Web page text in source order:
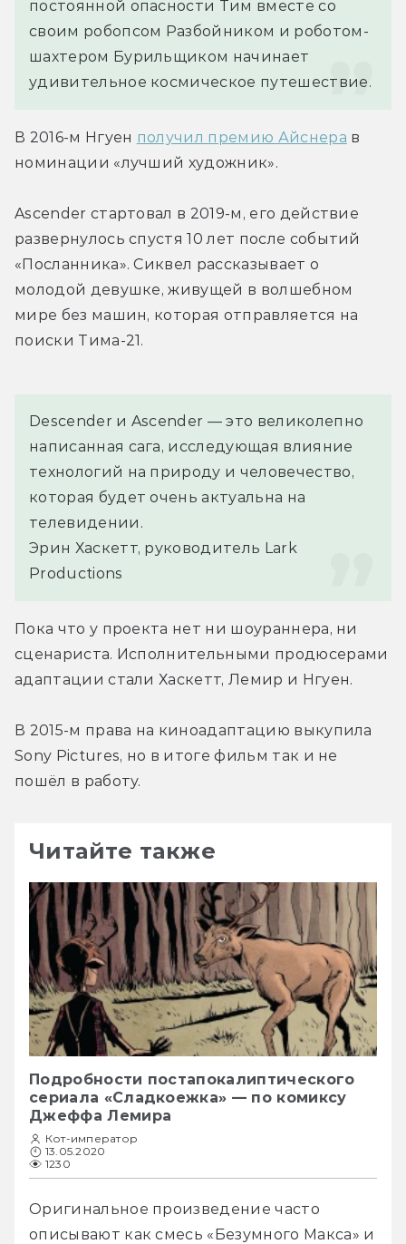
постоянной опасности Тим вместе со
своим робопсом Разбойником и роботом-
шахтером Бурильщиком начинает
удивительное космическое путешествие.
В 2016-м Нгуен получил премию Айснера в
номинации «лучший художник».
Ascender стартовал в 2019-м, его действие
развернулось спустя 10 лет после событий
«Посланника». Сиквел рассказывает о
молодой девушке, живущей в волшебном
мире без машин, которая отправляется на
поиски Тима-21.
Descender и Ascender — это великолепно
написанная сага, исследующая влияние
технологий на природу и человечество,
которая будет очень актуальна на
телевидении.
Эрин Хаскетт, руководитель Lark
Productions
Пока что у проекта нет ни шоураннера, ни
сценариста. Исполнительными продюсерами
адаптации стали Хаскетт, Лемир и Нгуен.
В 2015-м права на киноадаптацию выкупила
Sony Pictures, но в итоге фильм так и не
пошёл в работу.
Читайте также
Подробности постапокалиптического
сериала «Сладкоежка» — по комиксу
Джеффа Лемира
Кот-император
13.05.2020
1230
Оригинальное произведение часто
описывают как смесь «Безумного Макса» и